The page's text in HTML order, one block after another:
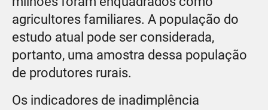
agricultores familiares. A população do
estudo atual pode ser considerada,
portanto, uma amostra dessa população
de produtores rurais.
Os indicadores de inadimplência